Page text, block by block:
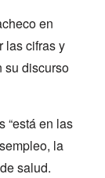
en
las cifras y
su discurso
“está en las
la
salud.